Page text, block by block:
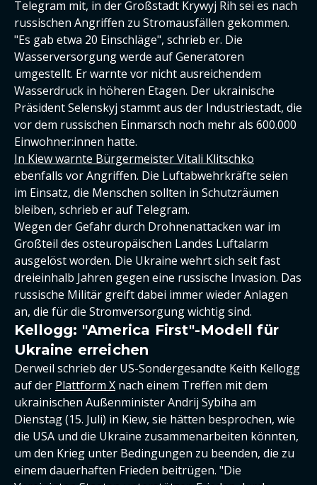
Telegram mit, in der Großstadt Krywyj Rih sei es nach
russischen Angriffen zu Stromausfällen gekommen.
"Es gab etwa 20 Einschläge", schrieb er. Die
Wasserversorgung werde auf Generatoren
umgestellt. Er warnte vor nicht ausreichendem
Wasserdruck in höheren Etagen. Der ukrainische
Präsident Selenskyj stammt aus der Industriestadt, die
vor dem russischen Einmarsch noch mehr als 600.000
Einwohner:innen hatte.
In Kiew warnte Bürgermeister Vitali Klitschko
ebenfalls vor Angriffen. Die Luftabwehrkräfte seien
im Einsatz, die Menschen sollten in Schutzräumen
bleiben, schrieb er auf Telegram.
Wegen der Gefahr durch Drohnenattacken war im
Großteil des osteuropäischen Landes Luftalarm
ausgelöst worden. Die Ukraine wehrt sich seit fast
dreieinhalb Jahren gegen eine russische Invasion. Das
russische Militär greift dabei immer wieder Anlagen
an, die für die Stromversorgung wichtig sind.
Kellogg: "America First"-Modell für
Ukraine erreichen
Derweil schrieb der US-Sondergesandte Keith Kellogg
auf der Plattform X nach einem Treffen mit dem
ukrainischen Außenminister Andrij Sybiha am
Dienstag (15. Juli) in Kiew, sie hätten besprochen, wie
die USA und die Ukraine zusammenarbeiten könnten,
um den Krieg unter Bedingungen zu beenden, die zu
einem dauerhaften Frieden beitrügen. "Die